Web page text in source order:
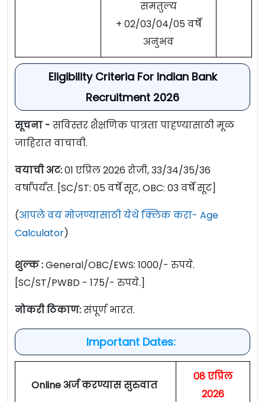
समतुल्य
+ 02/03/04/05 वर्षे
अनुभव
Eligibility Criteria For Indian Bank
Recruitment 2026
सूचना - सविस्तर शैक्षणिक पात्रता पाहण्यासाठी मूळ
जाहिरात वाचावी.
वयाची अट:01 एप्रिल 2026 रोजी, 33/34/35/36
वर्षांपर्यंत. [SC/ST: 05 वर्षे सूट, OBC: 03 वर्षे सूट]
(आपले वय मोजण्यासाठी येथे क्लिक करा- Age
Calculator)
शुल्क :General/OBC/EWS: 1000/- रुपये.
[SC/ST/PWBD - 175/- रुपये.]
नोकरी ठिकाण:संपूर्ण भारत.
Important Dates:
Online अर्ज करण्यास सुरुवात
08 एप्रिल
2026